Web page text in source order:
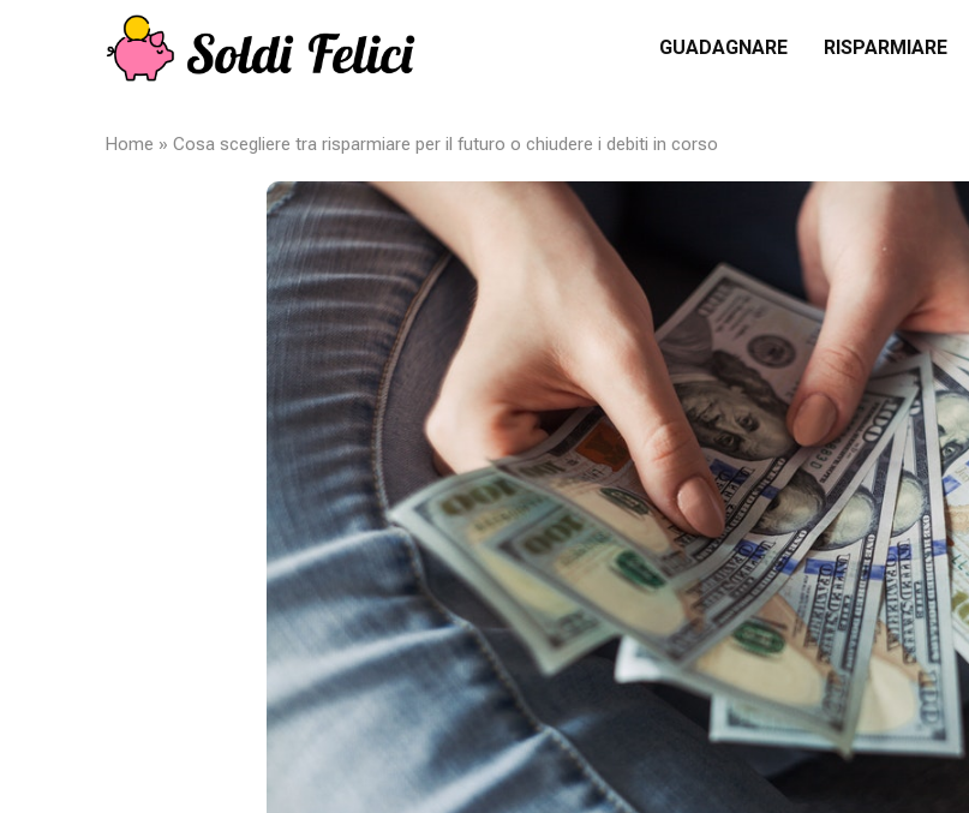
GUADAGNARE RISPARMIARE
Home » Cosa scegliere tra risparmiare per il futuro o chiudere i debiti in corso